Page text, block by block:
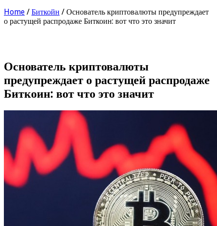
Home / Биткойн / Основатель криптовалюты предупреждает
о растущей распродаже Биткоин: вот что это значит
Основатель криптовалюты
предупреждает о растущей распродаже
Биткоин: вот что это значит